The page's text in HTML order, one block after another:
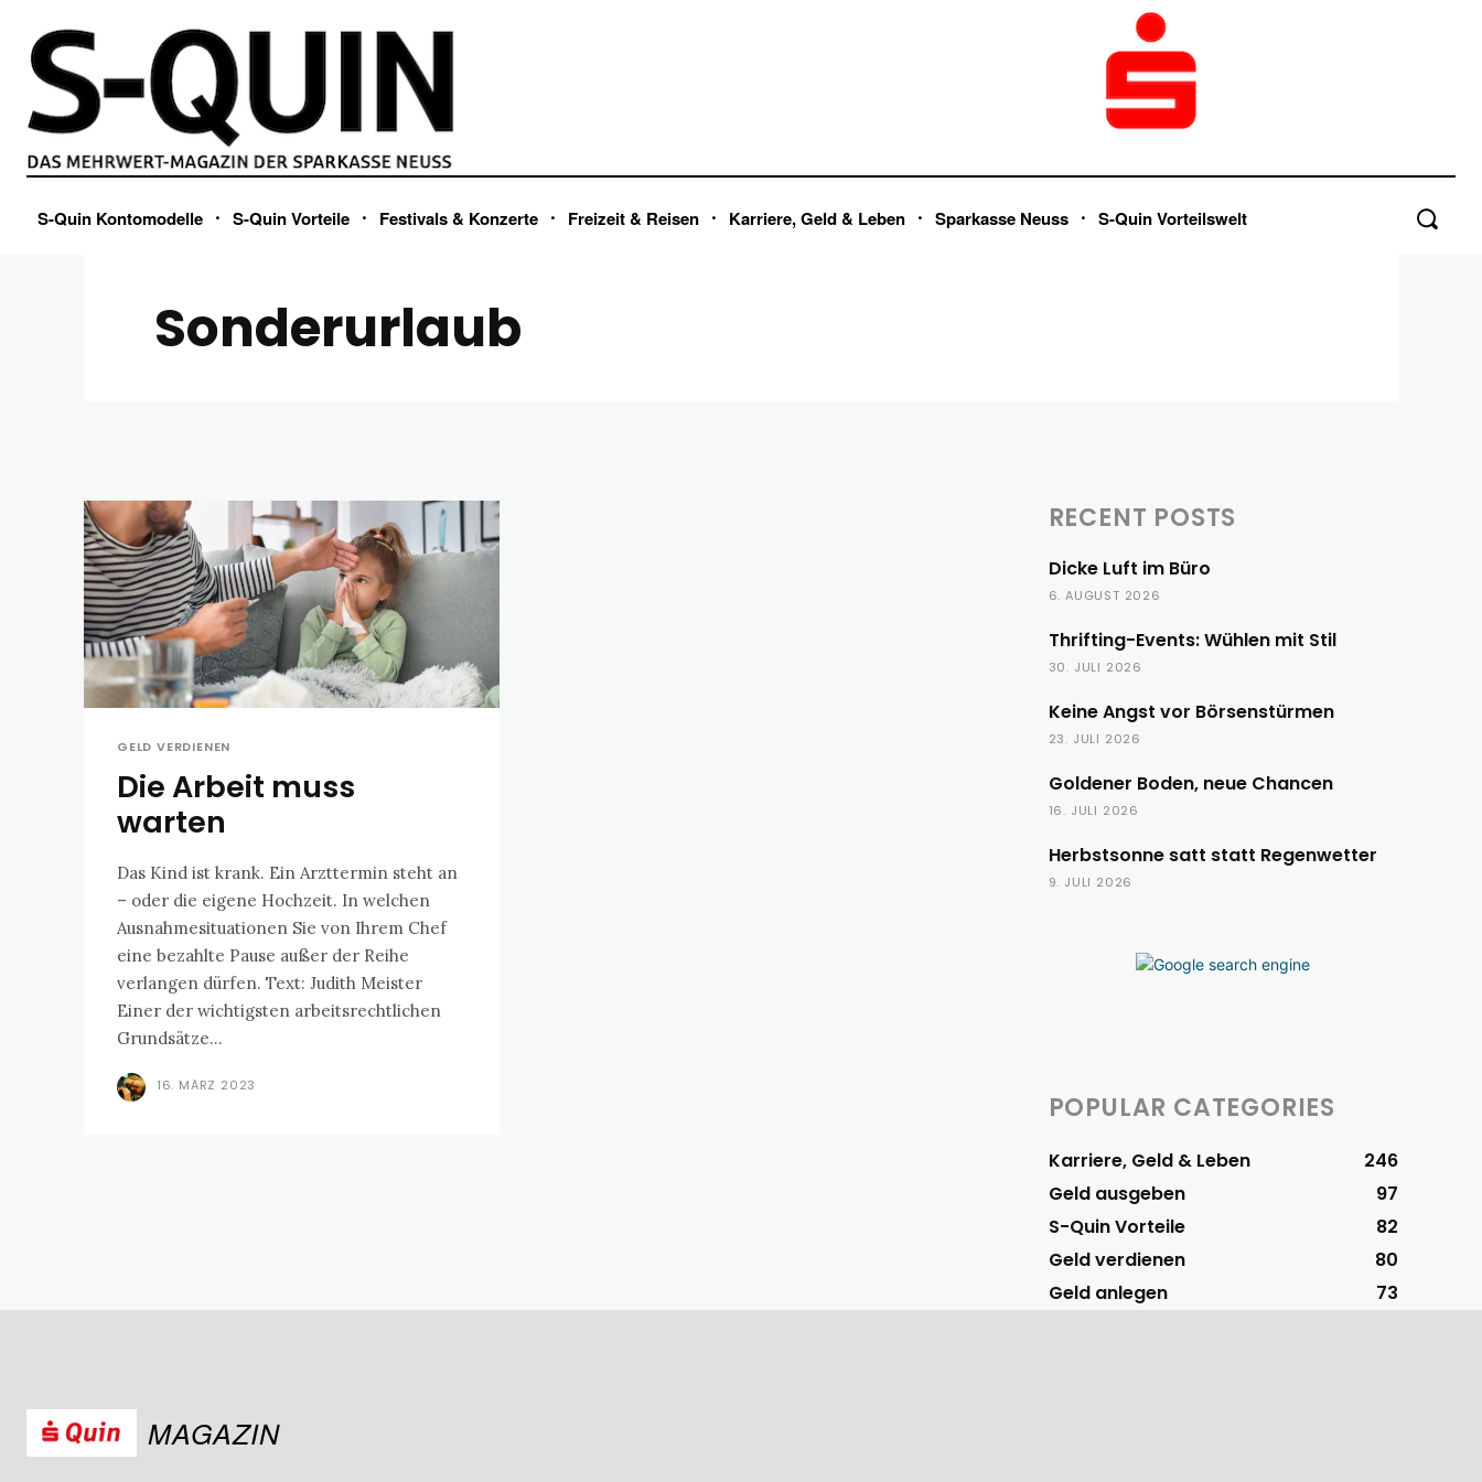
S-Quin Kontomodelle S-Quin Vorteile Festivals & Konzerte Freizeit & Reisen Karriere, Geld & Leben Sparkasse Neuss S-Quin Vorteilswelt
Sonderurlaub
GELD VERDIENEN
Die Arbeit muss
warten
Das Kind ist krank. Ein Arzttermin steht an
– oder die eigene Hochzeit. In welchen
Ausnahmesituationen Sie von Ihrem Chef
eine bezahlte Pause außer der Reihe
verlangen dürfen. Text: Judith Meister
Einer der wichtigsten arbeitsrechtlichen
Grundsätze...
16. MÄRZ 2023
RECENT POSTS
Dicke Luft im Büro
6. AUGUST 2026
Thrifting-Events: Wühlen mit Stil
30. JULI 2026
Keine Angst vor Börsenstürmen
23. JULI 2026
Goldener Boden, neue Chancen
16. JULI 2026
Herbstsonne satt statt Regenwetter
9. JULI 2026
POPULAR CATEGORIES
Karriere, Geld & Leben
246
Geld ausgeben
97
S-Quin Vorteile
82
Geld verdienen
80
Geld anlegen
73
MAGAZIN